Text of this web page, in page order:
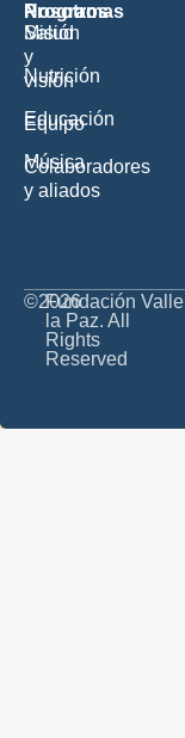
Nosotros
Misión
y
visión
Equipo
Colaboradores
y aliados
Programas
Salud
Nutrición
Educación
Música
©2026
Fundación Valle
la Paz. All
Rights
Reserved